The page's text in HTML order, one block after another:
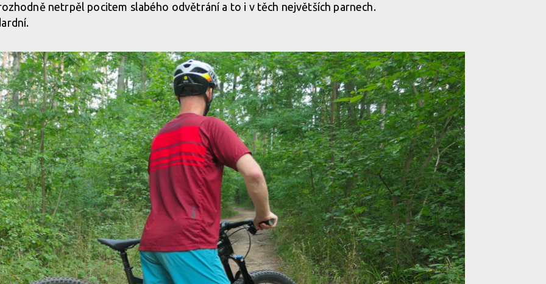
pružnost
pružnost
pružnost
pružnost
pružnost
TLD Aero Tech materiál v sobě spojuje odvětrání i maximální pružnost
TLD Aero Tech materiál v sobě spojuje odvětrání i maximální pružnost
TLD Aero Tech materiál v sobě spojuje odvětrání i maximální pružnost
TLD Aero Tech materiál v sobě spojuje odvětrání i maximální pružnost
TLD Aero Tech materiál v sobě spojuje odvětrání i maximální pružnost
netrpěl pocitem slabého odvětrání a to i v těch největších parnech.